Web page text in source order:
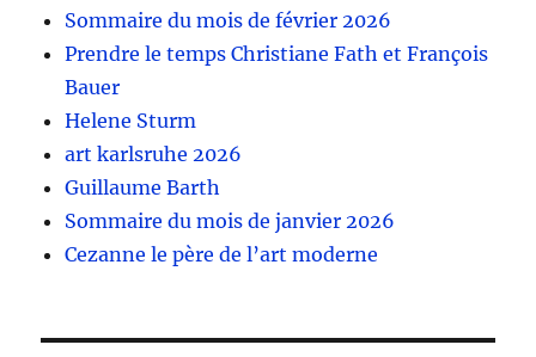
Sommaire du mois de février 2026
Prendre le temps Christiane Fath et François
Bauer
Helene Sturm
art karlsruhe 2026
Guillaume Barth
Sommaire du mois de janvier 2026
Cezanne le père de l’art moderne